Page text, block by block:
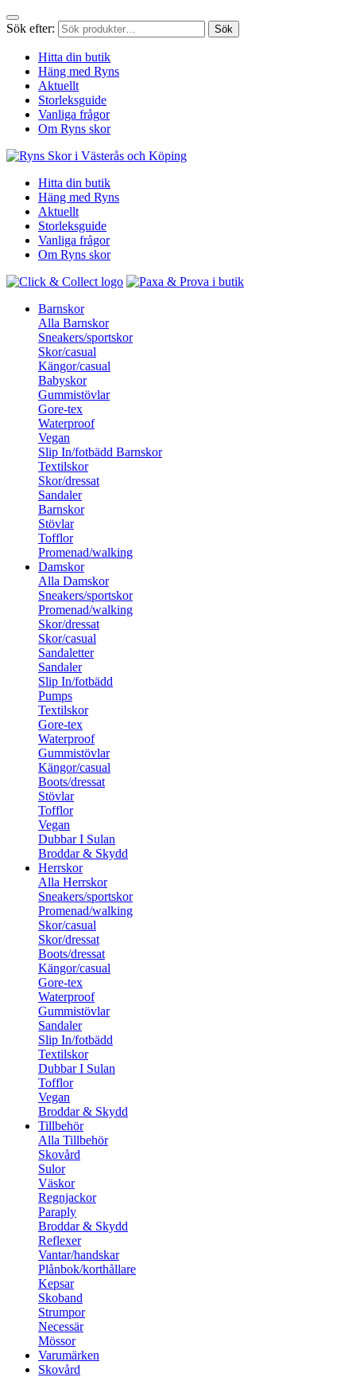
Sök efter: Sök
Hitta din butik
Häng med Ryns
Aktuellt
Storleksguide
Vanliga frågor
Om Ryns skor
Hitta din butik
Häng med Ryns
Aktuellt
Storleksguide
Vanliga frågor
Om Ryns skor
Barnskor
Alla Barnskor
Sneakers/sportskor
Skor/casual
Kängor/casual
Babyskor
Gummistövlar
Gore-tex
Waterproof
Vegan
Slip In/fotbädd Barnskor
Textilskor
Skor/dressat
Sandaler
Barnskor
Stövlar
Tofflor
Promenad/walking
Damskor
Alla Damskor
Sneakers/sportskor
Promenad/walking
Skor/dressat
Skor/casual
Sandaletter
Sandaler
Slip In/fotbädd
Pumps
Textilskor
Gore-tex
Waterproof
Gummistövlar
Kängor/casual
Boots/dressat
Stövlar
Tofflor
Vegan
Dubbar I Sulan
Broddar & Skydd
Herrskor
Alla Herrskor
Sneakers/sportskor
Promenad/walking
Skor/casual
Skor/dressat
Boots/dressat
Kängor/casual
Gore-tex
Waterproof
Gummistövlar
Sandaler
Slip In/fotbädd
Textilskor
Dubbar I Sulan
Tofflor
Vegan
Broddar & Skydd
Tillbehör
Alla Tillbehör
Skovård
Sulor
Väskor
Regnjackor
Paraply
Broddar & Skydd
Reflexer
Vantar/handskar
Plånbok/korthållare
Kepsar
Skoband
Strumpor
Necessär
Mössor
Varumärken
Skovård